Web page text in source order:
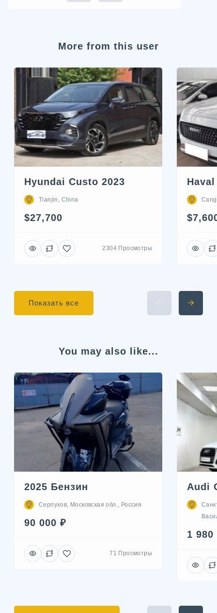
More from this user
Hyundai Custo 2023
Tianjin, China
$27,700
2304 Просмотры
Показать все
You may also like...
2025 Бензин
Серпухов, Московская обл., Россия
90 000 ₽
71 Просмотры
Audi
1 980